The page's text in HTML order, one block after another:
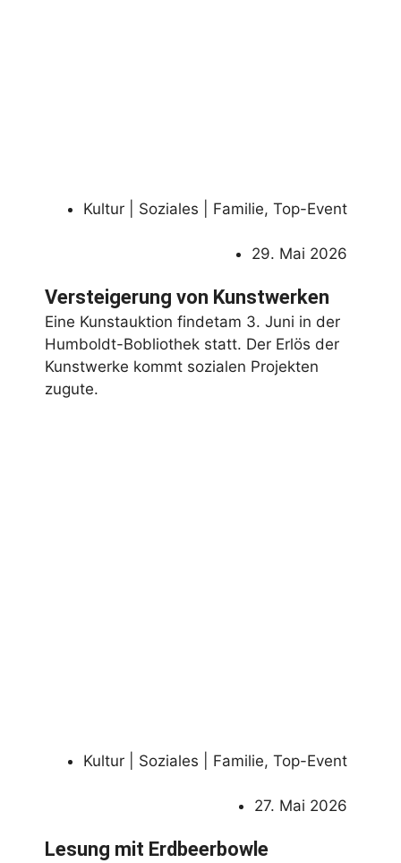
29. Mai 2026
Kultur | Soziales | Familie, Top-Event
Versteigerung von Kunstwerken
Eine Kunstauktion findetam 3. Juni in der
Humboldt-Bobliothek statt. Der Erlös der
Kunstwerke kommt sozialen Projekten
zugute.
27. Mai 2026
Kultur | Soziales | Familie, Top-Event
Lesung mit Erdbeerbowle